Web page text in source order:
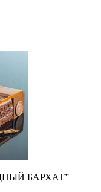
БАРХАТ”